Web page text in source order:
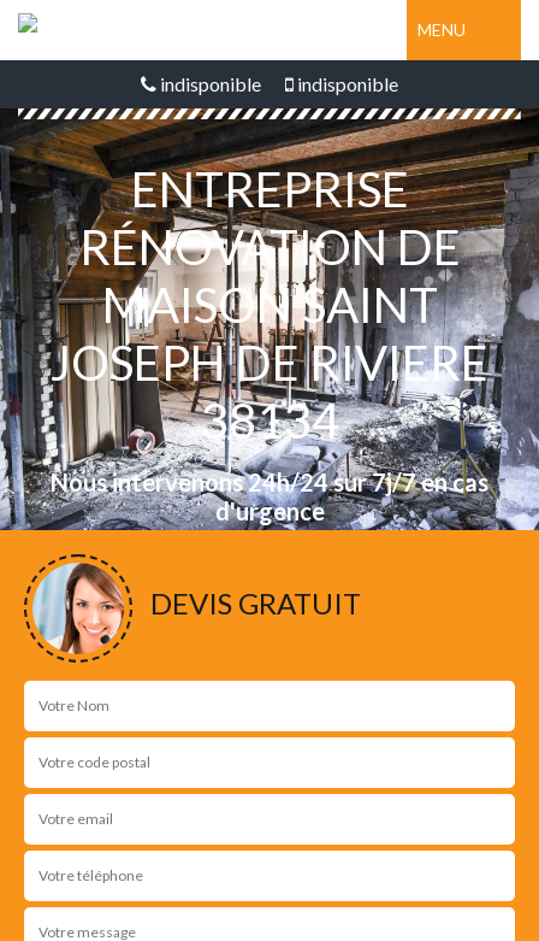
MENU
indisponible indisponible
ENTREPRISE
RÉNOVATION DE
MAISON SAINT
JOSEPH DE RIVIERE
38134
Nous intervenons 24h/24 sur 7j/7 en cas
d'urgence
DEVIS GRATUIT